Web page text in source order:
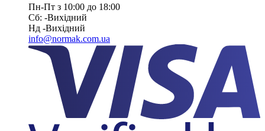
Пн-Пт з 10:00 до 18:00
Сб: -Вихiдний
Нд -Вихiдний
info@normak.com.ua